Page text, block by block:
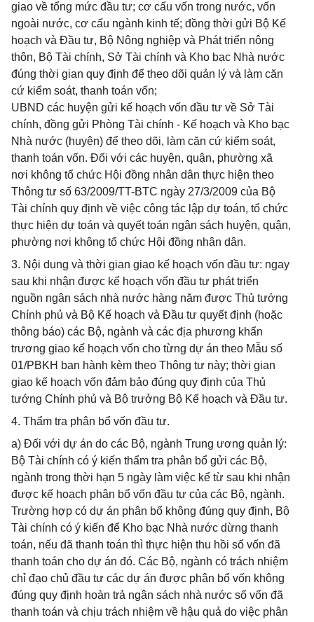
giao về tổng mức đầu tư; cơ cấu vốn trong nước, vốn
ngoài nước, cơ cấu ngành kinh tế; đồng thời gửi Bộ Kế
hoạch và Đầu tư, Bộ Nông nghiệp và Phát triển nông
thôn, Bộ Tài chính, Sở Tài chính và Kho bạc Nhà nước
đúng thời gian quy định để theo dõi quản lý và làm căn
cứ kiểm soát, thanh toán vốn;
UBND các huyện gửi kế hoạch vốn đầu tư về Sở Tài
chính, đồng gửi Phòng Tài chính - Kế hoạch và Kho bạc
Nhà nước (huyện) để theo dõi, làm căn cứ kiểm soát,
thanh toán vốn. Đối với các huyện, quận, phường xã
nơi không tổ chức Hội đồng nhân dân thực hiện theo
Thông tư số 63/2009/TT-BTC ngày 27/3/2009 của Bộ
Tài chính quy định về việc công tác lập dự toán, tổ chức
thực hiện dự toán và quyết toán ngân sách huyện, quận,
phường nơi không tổ chức Hội đồng nhân dân.
3. Nội dung và thời gian giao kế hoạch vốn đầu tư: ngay
sau khi nhận được kế hoạch vốn đầu tư phát triển
nguồn ngân sách nhà nước hàng năm được Thủ tướng
Chính phủ và Bộ Kế hoạch và Đầu tư quyết định (hoặc
thông báo) các Bộ, ngành và các địa phương khẩn
trương giao kế hoạch vốn cho từng dự án theo Mẫu số
01/PBKH ban hành kèm theo Thông tư này; thời gian
giao kế hoạch vốn đảm bảo đúng quy định của Thủ
tướng Chính phủ và Bộ trưởng Bộ Kế hoạch và Đầu tư.
4. Thẩm tra phân bổ vốn đầu tư.
a) Đối với dự án do các Bộ, ngành Trung ương quản lý:
Bộ Tài chính có ý kiến thẩm tra phân bổ gửi các Bộ,
ngành trong thời hạn 5 ngày làm việc kể từ sau khi nhận
được kế hoạch phân bổ vốn đầu tư của các Bộ, ngành.
Trường hợp có dự án phân bổ không đúng quy định, Bộ
Tài chính có ý kiến để Kho bạc Nhà nước dừng thanh
toán, nếu đã thanh toán thì thực hiện thu hồi số vốn đã
thanh toán cho dự án đó. Các Bộ, ngành có trách nhiệm
chỉ đạo chủ đầu tư các dự án được phân bổ vốn không
đúng quy định hoàn trả ngân sách nhà nước số vốn đã
thanh toán và chịu trách nhiệm về hậu quả do việc phân